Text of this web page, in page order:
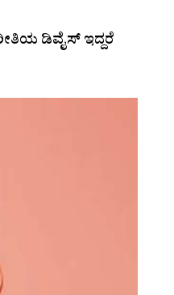
ಡಿವೈಸ್‌ ಇದ್ದರೆ